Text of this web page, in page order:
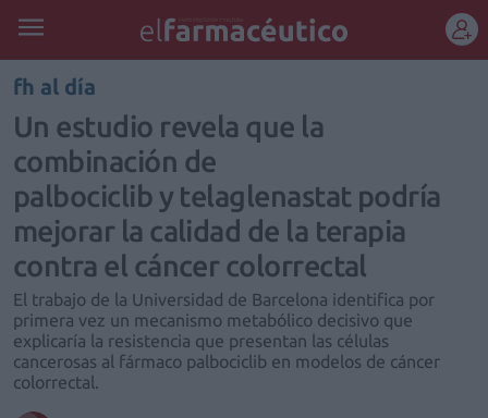
fh al día
Un estudio revela que la
combinación de
palbociclib y telaglenastat podría
mejorar la calidad de la terapia
contra el cáncer colorrectal
El trabajo de la Universidad de Barcelona identifica por
primera vez un mecanismo metabólico decisivo que
explicaría la resistencia que presentan las células
cancerosas al fármaco palbociclib en modelos de cáncer
colorrectal.